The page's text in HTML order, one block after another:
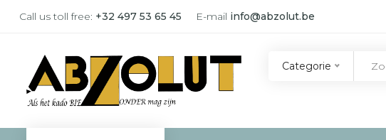
Call us toll free: +32 497 53 65 45 E-mail info@abzolut.be
Categorie